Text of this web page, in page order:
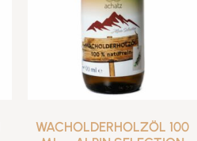
WACHOLDERHOLZÖL 100